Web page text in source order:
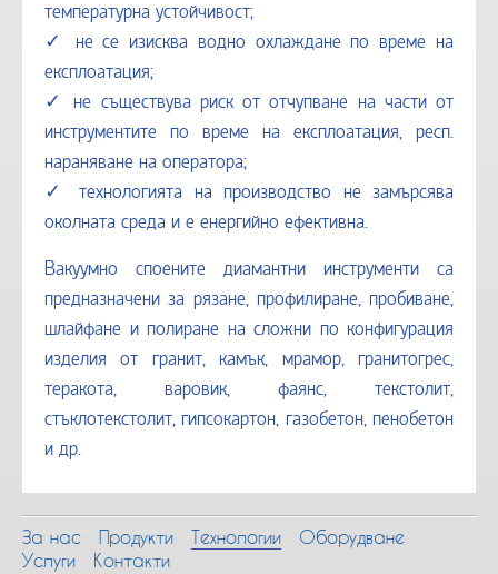
температурна устойчивост;
✓ не се изисква водно охлаждане по време на
експлоатация;
✓ не съществува риск от отчупване на части от
инструментите по време на експлоатация, респ.
нараняване на оператора;
✓ технологията на производство не замърсява
околната среда и е енeргийно ефективна.
Вакуумно споените диамантни инструменти са
предназначени за рязане, профилиране, пробиване,
шлайфане и полиране на сложни по конфигурация
изделия от гранит, камък, мрамор, гранитогрес,
теракота, варовик, фаянс, текстолит,
стъклотекстолит, гипсокартон, газобетон, пенобетон
и др.
За нас Продукти Технологии
Оборудване
Услуги
Контакти